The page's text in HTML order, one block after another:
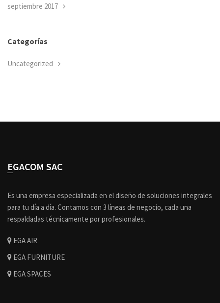
septiembre 2017
Categorías
Uncategorized
EGACOM SAC
Es una empresa especializada en el diseño de soluciones integrales
para tu día a día. Contamos con 3 líneas de negocio, cada una
respaldadas técnicamente por profesionales.
EGA AIR
EGA FURNITURE
EGA SPACES